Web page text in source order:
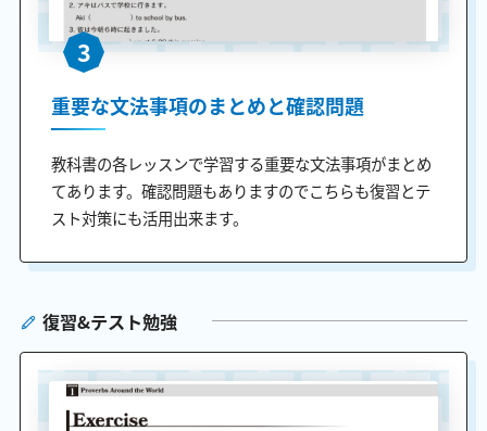
3
重要な文法事項のまとめと確認問題
教科書の各レッスンで学習する重要な文法事項がまとめ
てあります。確認問題もありますのでこちらも復習とテ
スト対策にも活用出来ます。
復習&テスト勉強